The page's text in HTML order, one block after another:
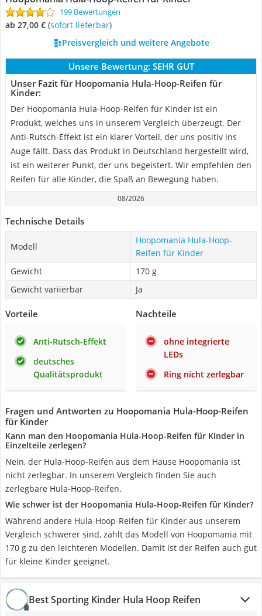
199 Bewertungen
ab 27,00 € ( Sofort lieferbar)
Preisvergleich und weitere Angebote
Unsere Bewertung: SEHR GUT
Unser Fazit für Hoopomania Hula-Hoop-Reifen für
Kinder:
Der Hoopomania Hula-Hoop-Reifen für Kinder ist ein
Produkt, welches uns in unserem Vergleich überzeugt. Der
Anti-Rutsch-Effekt ist ein klarer Vorteil, der uns positiv ins
Auge fällt. Dass das Produkt in Deutschland hergestellt wird,
ist ein weiterer Punkt, der uns begeistert. Wir empfehlen den
Reifen für alle Kinder, die Spaß an Bewegung haben.
08/2026
Technische Details
Modell
Hoopomania Hula-Hoop-
Reifen für Kinder
Gewicht
170 g
Gewicht variierbar
Ja
Vorteile
Anti-Rutsch-Effekt
deutsches
Qualitätsprodukt
Nachteile
ohne integrierte
LEDs
Ring nicht zerlegbar
Fragen und Antworten zu Hoopomania Hula-Hoop-Reifen
für Kinder
Kann man den Hoopomania Hula-Hoop-Reifen für Kinder in
Einzelteile zerlegen?
Nein, der Hula-Hoop-Reifen aus dem Hause Hoopomania ist
nicht zerlegbar. In unserem Vergleich finden Sie auch
zerlegbare Hula-Hoop-Reifen.
Wie schwer ist der Hoopomania Hula-Hoop-Reifen für Kinder?
Während andere Hula-Hoop-Reifen für Kinder aus unserem
Vergleich schwerer sind, zählt das Modell von Hoopomania mit
170 g zu den leichteren Modellen. Damit ist der Reifen auch gut
für kleine Kinder geeignet.
Best Sporting Kinder Hula Hoop Reifen